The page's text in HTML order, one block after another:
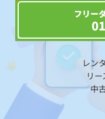
フリー
レン
リ
中